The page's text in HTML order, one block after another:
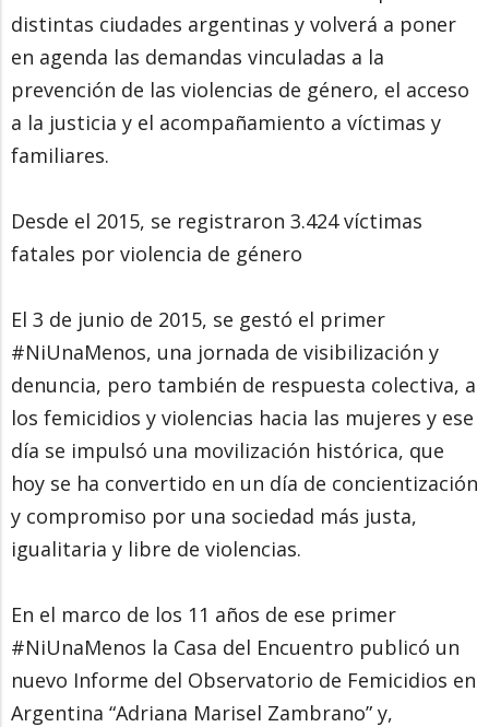
distintas ciudades argentinas y volverá a poner
en agenda las demandas vinculadas a la
prevención de las violencias de género, el acceso
a la justicia y el acompañamiento a víctimas y
familiares.
Desde el 2015, se registraron 3.424 víctimas
fatales por violencia de género
El 3 de junio de 2015, se gestó el primer
#NiUnaMenos, una jornada de visibilización y
denuncia, pero también de respuesta colectiva, a
los femicidios y violencias hacia las mujeres y ese
día se impulsó una movilización histórica, que
hoy se ha convertido en un día de concientización
y compromiso por una sociedad más justa,
igualitaria y libre de violencias.
En el marco de los 11 años de ese primer
#NiUnaMenos la Casa del Encuentro publicó un
nuevo Informe del Observatorio de Femicidios en
Argentina “Adriana Marisel Zambrano” y,